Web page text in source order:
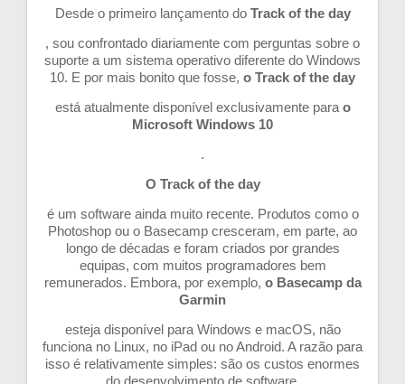
Desde o primeiro lançamento do Track of the day
, sou confrontado diariamente com perguntas sobre o
suporte a um sistema operativo diferente do Windows
10. E por mais bonito que fosse, o Track of the day
está atualmente disponível exclusivamente para o
Microsoft Windows 10
.
O Track of the day
é um software ainda muito recente. Produtos como o
Photoshop ou o Basecamp cresceram, em parte, ao
longo de décadas e foram criados por grandes
equipas, com muitos programadores bem
remunerados. Embora, por exemplo, o Basecamp da
Garmin
esteja disponível para Windows e macOS, não
funciona no Linux, no iPad ou no Android. A razão para
isso é relativamente simples: são os custos enormes
do desenvolvimento de software.